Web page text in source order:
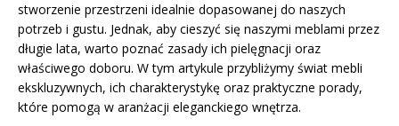
stworzenie przestrzeni idealnie dopasowanej do naszych
potrzeb i gustu. Jednak, aby cieszyć się naszymi meblami przez
długie lata, warto poznać zasady ich pielęgnacji oraz
właściwego doboru. W tym artykule przybliżymy świat mebli
ekskluzywnych, ich charakterystykę oraz praktyczne porady,
które pomogą w aranżacji eleganckiego wnętrza.